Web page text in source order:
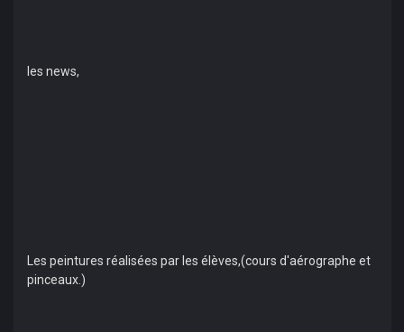
les news,
Les peintures réalisées par les élèves,(cours d'aérographe et
pinceaux.)